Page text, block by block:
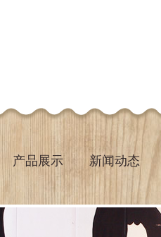
产品展示 新闻动态